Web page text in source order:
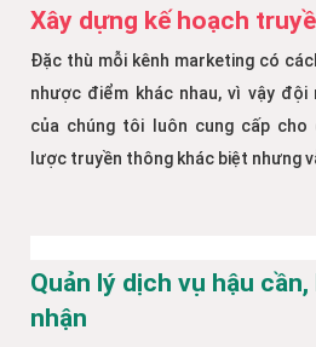
Xây dựng kế hoạch
Đặc thù mỗi kênh marketing có
nhược điểm khác nhau, vì vậy đội
của chúng tôi luôn cung cấp cho
lược truyền thông khác biệt nhưng
Quản lý dịch vụ hậu
nhận